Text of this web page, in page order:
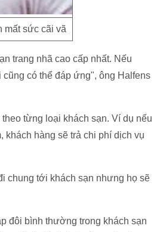
mất sức cãi vã
trang nhã cao cấp nhất. Nếu
có thể đáp ứng", ông Halfens
từng loại khách sạn. Ví dụ nếu
khách hàng sẽ trả chi phí dịch vụ
chung tới khách sạn nhưng họ sẽ
đôi bình thường trong khách sạn